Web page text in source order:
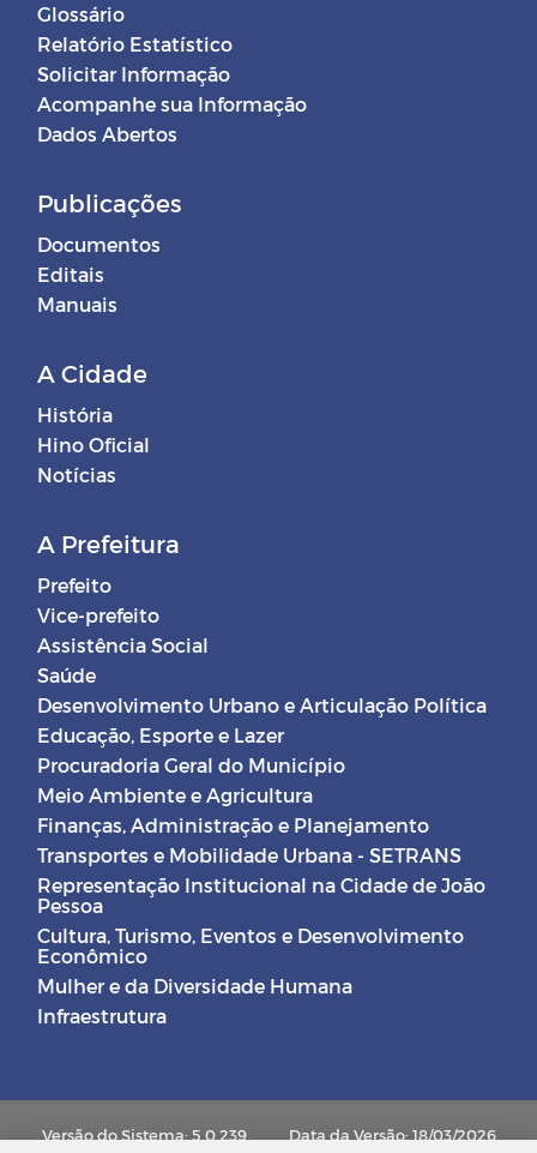
Glossário
Relatório Estatístico
Solicitar Informação
Acompanhe sua Informação
Dados Abertos
Publicações
Documentos
Editais
Manuais
A Cidade
História
Hino Oficial
Notícias
A Prefeitura
Prefeito
Vice-prefeito
Assistência Social
Saúde
Desenvolvimento Urbano e Articulação Política
Educação, Esporte e Lazer
Procuradoria Geral do Município
Meio Ambiente e Agricultura
Finanças, Administração e Planejamento
Transportes e Mobilidade Urbana - SETRANS
Representação Institucional na Cidade de João
Pessoa
Cultura, Turismo, Eventos e Desenvolvimento
Econômico
Mulher e da Diversidade Humana
Infraestrutura
Versão do Sistema: 5.0.239 Data da Versão: 18/03/2026